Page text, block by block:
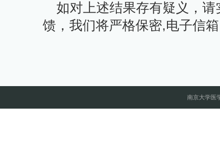
如对上述结果存有疑义，
馈，我们将严格保密,电子信
南京大学医